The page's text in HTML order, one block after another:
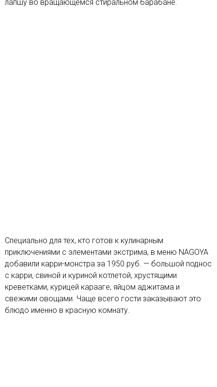
лапшу во вращающемся стиральном барабане.
Специально для тех, кто готов к кулинарным
приключениями с элементами экстрима, в меню NAGOYA
добавили карри-монстра за 1950 руб. — большой поднос
с карри, свиной и куриной котлетой, хрустящими
креветками, курицей карааге, яйцом аджитама и
свежими овощами. Чаще всего гости заказывают это
блюдо именно в красную комнату.